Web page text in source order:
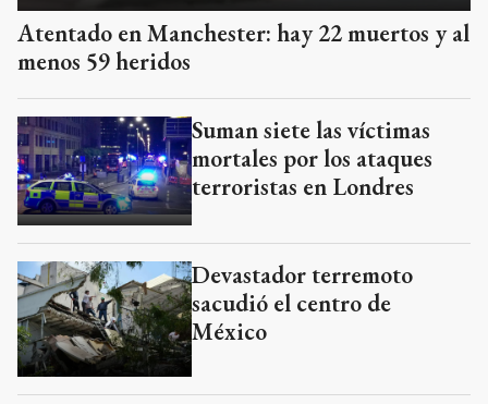
Atentado en Manchester: hay 22 muertos y al
menos 59 heridos
Suman siete las víctimas
mortales por los ataques
terroristas en Londres
Devastador terremoto
sacudió el centro de
México